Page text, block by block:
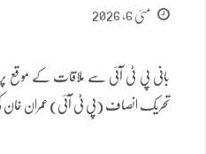
مئی 6, 2026
بانی پی ٹی آئی سے ملاقات کے موقع پر
تحریک انصاف (پی ٹی آئی) عمران خان